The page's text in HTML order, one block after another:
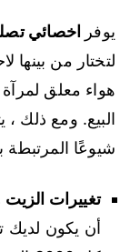
يوفر اخصائي
لتختار من بينها
هواء معلق
البيع. ومع ذلك ،
شيوعًا المرتبطة
تغييرات الزيت
أن يكون لديك